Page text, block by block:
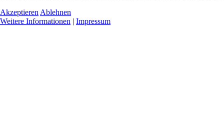
Akzeptieren Ablehnen
Weitere Informationen | Impressum